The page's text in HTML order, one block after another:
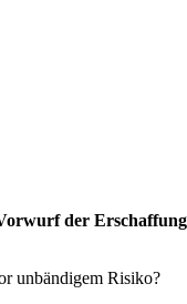
der
unbändigem Risiko?